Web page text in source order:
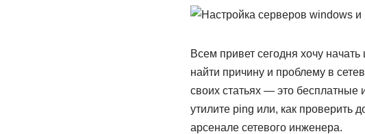
Всем привет сегодня хочу
найти причину и проблему в
своих статьях — это
утилите ping или, как проверить
арсенале сетевого инженера.